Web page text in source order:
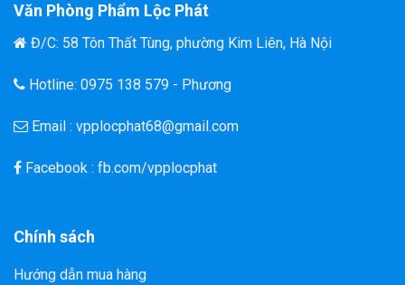
Văn Phòng Phẩm Lộc Phát
Đ/C: 58 Tôn Thất Tùng, phường Kim Liên, Hà Nội
Hotline: 0975 138 579 - Phương
Email : vpplocphat68@gmail.com
Facebook : fb.com/vpplocphat
Chính sách
Hướng dẫn mua hàng